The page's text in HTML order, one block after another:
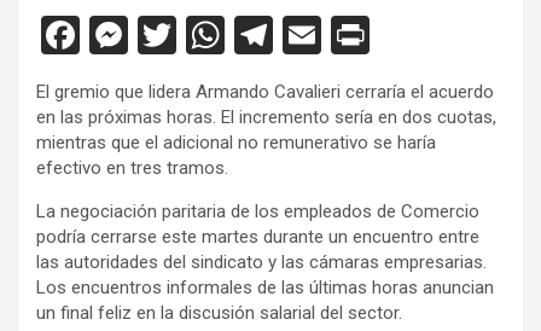
F
a
ce
b
o
o
k
M
es
se
n
g
er
T
wi
tt
er
W
at
s
A
p
p
T
el
e
gr
m
E
m
ail
in
tF
ri
n
dl
y
El gremio que lidera Armando Cavalieri cerraría el acuerdo
en las próximas horas. El incremento sería en dos cuotas,
mientras que el adicional no remunerativo se haría
efectivo en tres tramos.
La negociación paritaria de los empleados de Comercio
podría cerrarse este martes durante un encuentro entre
las autoridades del sindicato y las cámaras empresarias.
Los encuentros informales de las últimas horas anuncian
un final feliz en la discusión salarial del sector.